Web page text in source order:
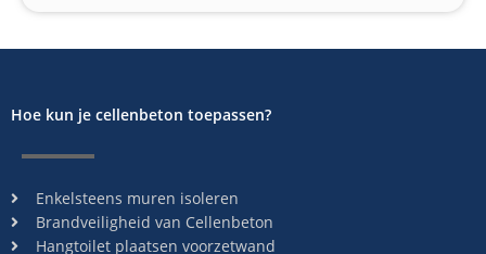
Hoe kun je cellenbeton toepassen?
Enkelsteens muren isoleren
Brandveiligheid van Cellenbeton
Hangtoilet plaatsen voorzetwand